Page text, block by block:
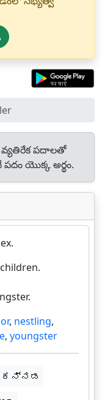
పదాలతో
పదం యొక్క అర్థం.
, nestling,
, youngster
ಕನ್ನಡ